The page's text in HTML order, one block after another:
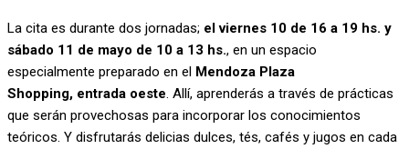
La cita es durante dos jornadas; el viernes 10 de 16 a 19 hs. y
sábado 11 de mayo de 10 a 13 hs., en un espacio
especialmente preparado en el Mendoza Plaza
Shopping, entrada oeste. Allí, aprenderás a través de prácticas
que serán provechosas para incorporar los conocimientos
teóricos. Y disfrutarás delicias dulces, tés, cafés y jugos en cada